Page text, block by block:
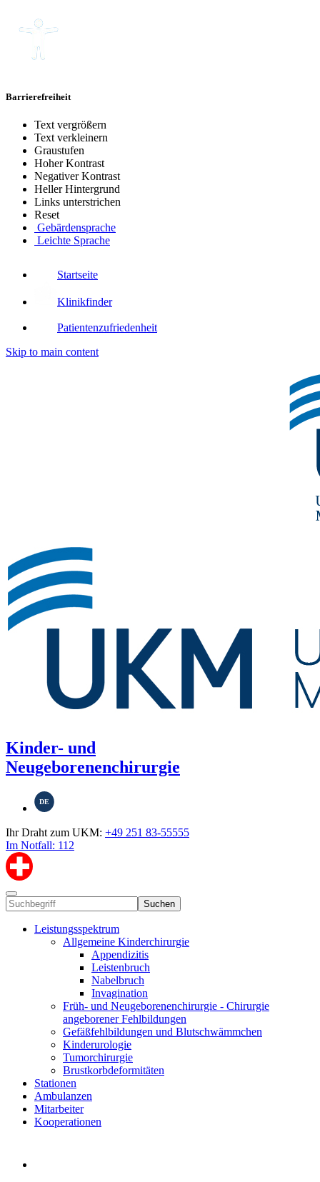
Barrierefreiheit
Text vergrößern
Text verkleinern
Graustufen
Hoher Kontrast
Negativer Kontrast
Heller Hintergrund
Links unterstrichen
Reset
Gebärdensprache
Leichte Sprache
Startseite
Klinikfinder
Patientenzufriedenheit
Skip to main content
Kinder- und
Neugeborenenchirurgie
DE
Ihr Draht zum UKM: +49 251 83-55555
Im Notfall: 112
Suchen
Leistungsspektrum
Allgemeine Kinderchirurgie
Appendizitis
Leistenbruch
Nabelbruch
Invagination
Früh- und Neugeborenenchirurgie - Chirurgie
angeborener Fehlbildungen
Gefäßfehlbildungen und Blutschwämmchen
Kinderurologie
Tumorchirurgie
Brustkorbdeformitäten
Stationen
Ambulanzen
Mitarbeiter
Kooperationen